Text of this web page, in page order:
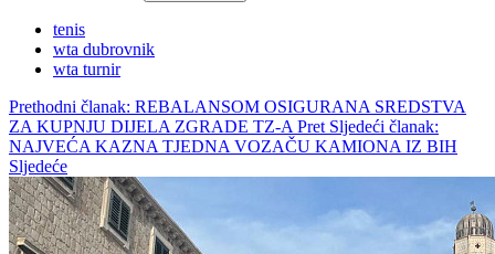
tenis
wta dubrovnik
wta turnir
Prethodni članak: REBALANSOM OSIGURANA SREDSTVA
ZA KUPNJU DIJELA ZGRADE TZ-A Pret Sljedeći članak:
NAJVEĆA KAZNA TJEDNA VOZAČU KAMIONA IZ BIH
Sljedeće